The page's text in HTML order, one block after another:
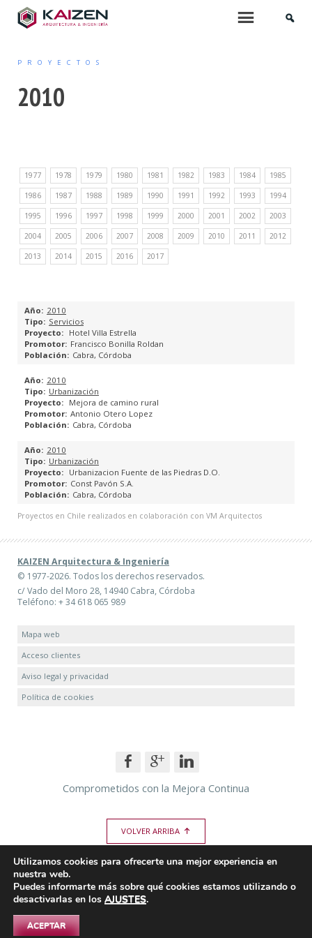
PROYECTOS DE EDIFICACIÓN
ARQUITECTURA INTERIOR
PROYECTOS DE URBANIZACIÓN
URBANISMO
PLANES GENERALES DE ORDENACIÓN URBANA
PLANES ESPECIALES
PROYECTOS DE REPARCELACIÓN
PROYECTOS DE BASES Y ESTATUTOS DE JUNTAS DE
COMPENSACIÓN
CATÁLOGO URBANÍSTICO
ESPACIOS PÚBLICOS
PROYECTOS DE INSTALACIONES
MEDICIONES Y PRESUPUESTOS
ESTUDIO DE REHABILITACIÓN ENERGÉTICA
CERTIFICACIÓN ENERGÉTICA
GESTIÓN DE SUBVENCIONES
ARQUITECTURA COLABORATIVA
PROYECTOS
2010
1977 1978 1979 1980 1981 1982 1983 1984 1985
1986 1987 1988 1989 1990 1991 1992 1993 1994
1995 1996 1997 1998 1999 2000 2001 2002 2003
2004 2005 2006 2007 2008 2009 2010 2011 2012
2013 2014 2015 2016 2017
2010
Servicios
Hotel Villa Estrella
Francisco Bonilla Roldan
Cabra, Córdoba
2010
Urbanización
Mejora de camino rural
Antonio Otero Lopez
Cabra, Córdoba
2010
Urbanización
Urbanizacion Fuente de las Piedras D.O.
Const Pavón S.A.
Cabra, Córdoba
Proyectos en Chile realizados en colaboración con VM Arquitectos
KAIZEN Arquitectura & Ingeniería
© 1977-2026. Todos los derechos reservados.
c/ Vado del Moro 28, 14940 Cabra, Córdoba
Teléfono: + 34 618 065 989
Mapa web
Acceso clientes
Aviso legal y privacidad
Política de cookies
Comprometidos con la Mejora Continua
VOLVER ARRIBA
Utilizamos cookies para ofrecerte una mejor experiencia en
nuestra web.
Puedes informarte más sobre qué cookies estamos utilizando o
desactivarlas en los AJUSTES.
ACEPTAR